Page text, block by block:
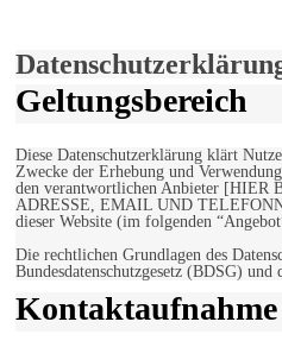
Geltungsbereich
Diese Datenschutzerklärung klärt
Zwecke der Erhebung und
den verantwortlichen Anbieter
ADRESSE, EMAIL UND
dieser Website (im folgenden
Die rechtlichen Grundlagen des
Bundesdatenschutzgesetz (BDSG)
Kontaktaufnahme